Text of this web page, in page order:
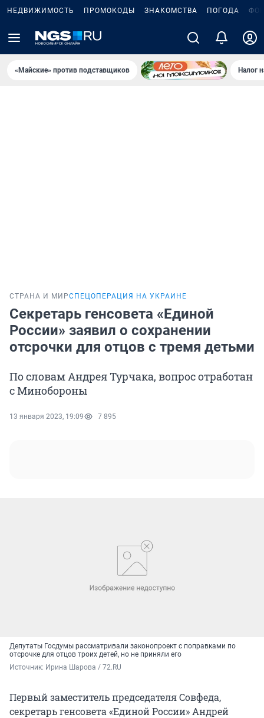
НЕДВИЖИМОСТЬ ПРОМОКОДЫ ЗНАКОМСТВА ПОГОДА
«Майские» против подставщиков Налог
СТРАНА И МИРСПЕЦОПЕРАЦИЯ НА УКРАИНЕ
Секретарь генсовета «Единой
России» заявил о сохранении
отсрочки для отцов с тремя детьми
По словам Андрея Турчака, вопрос отработан
с Минобороны
13 января 2023, 19:09 7 895
Депутаты Госдумы рассматривали законопроект с поправками по
отсрочке для отцов троих детей, но не приняли его
Источник: Ирина Шарова / 72.RU
Первый заместитель председателя Совфеда,
секретарь генсовета «Единой России» Андрей